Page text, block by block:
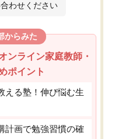
わせください
からみた
ンライン家庭教師・
ポイント
える塾！伸び悩む生
計画で勉強習慣の確